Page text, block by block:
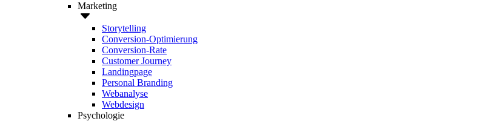
Marketing
Storytelling
Conversion-Optimierung
Conversion-Rate
Customer Journey
Landingpage
Personal Branding
Webanalyse
Webdesign
Psychologie